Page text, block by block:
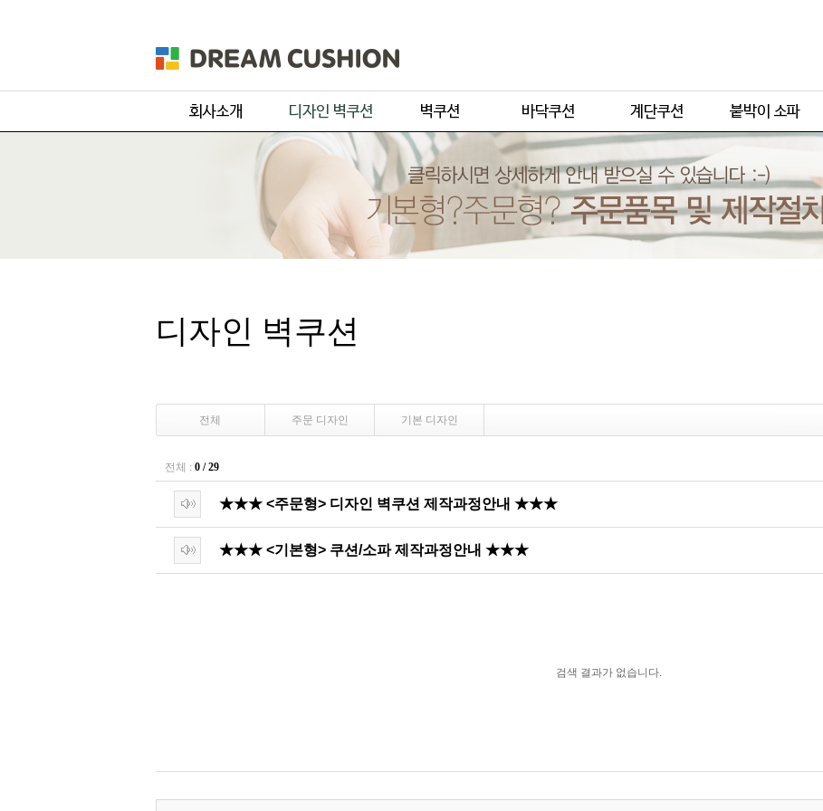
주문 디자인
주문형
기본형
기본형
주문형
기본형
디자인 벽쿠션
전체 주문 디자인 기본 디자인
전체 : 0 / 29
★★★ <주문형> 디자인 벽쿠션 제작과정안내 ★★★
★★★ <기본형> 쿠션/소파 제작과정안내 ★★★
검색 결과가 없습니다.